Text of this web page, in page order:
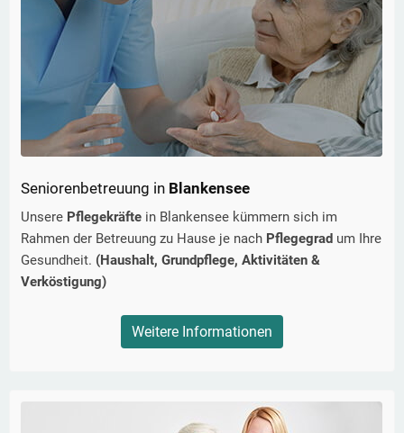
Seniorenbetreuung in Blankensee
Unsere Pflegekräfte in Blankensee kümmern sich im
Rahmen der Betreuung zu Hause je nach Pflegegrad um Ihre
Gesundheit. (Haushalt, Grundpflege, Aktivitäten &
Verköstigung)
Weitere Informationen